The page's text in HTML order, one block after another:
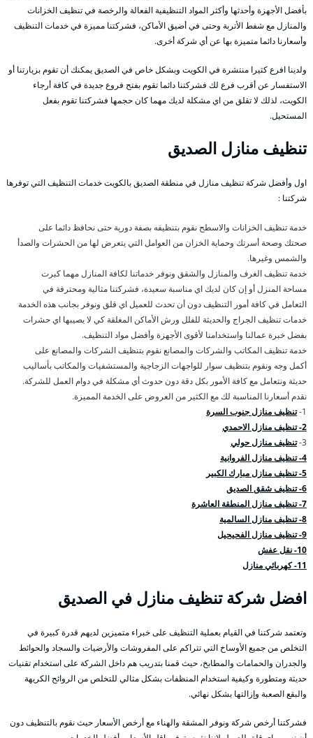
بأفضل الأجهزة وأحدثها وأكثر المواد التنظيفية الفعالة والرخصة في تنظيف الخزانات
والمنازل مع شفط الأتربة وحتى في أضيق الأماكن، فشركتنا مميزة في خدمات التنظيف
وأسعارنا دائما متميزة بها عن أي شركة أخرى.
ولدينا افرع كثيرا منتشرة في الكويت وبشكل خاص في الصديق يمكنك أن تقوم بزيارتنا أو
الاستفسار عن أقرب فرع لك فشركتنا دائما تقوم بفتح فروع جديدة في كافة أرجاء
الكويت، لذلك لا تقلق من اي مشكلة لديك مهما كان حجمها فشركتنا تقوم بفعل
المستحيل.
تنظيف منازل الصديق
اول وأفضل شركة تنظيف منازل في منطقة الصديق بالكويت خدمات التنظيف التي توفرها
شركتنا :
خدمة تنظيف الخزانات والاسطح نقوم بتنظيفه بصفة دورية حتى نحافظ دائما على
صحتك وصحة أسرتك وحماية الخزان من العوامل التي يتعرض لها من الحشرات والصدأ
والشمس وغيرها.
خدمة تنظيف الغرف والمنازل والشقق ونوفر خدماتنا لكافة المنازل مهما كبرت
مساحة المنزل أو إن كان لديك اي مناسبة سعيدة، فشركتنا مثالية ومحترفة في
التعامل في كافة أمور التنظيف دون أن تحدث للعميل اي قلق ونوفر بجانب هذه الخدمة
خدمات تنظيف الجراج والحديثة للفلل ورش الأماكن المغلقة كي لا يصيبها اي حشرات
بفضل خبرة عمالنا واستخدامنا لأقوى الأجهزة وأفضل مواد التنظيف.
خدمة تنظيف المكاتب والشركات والمصانع نقوم بتنظيف الشركات والمصانع على
أكمل وجه ونقوم بتنظيف سوار للواجهات الزجاجية والمستشفيات والمكاتب بأساليب
حديثة ونتعامل مع كافة الأمور بكل دقة دون حدوث أي مشكلة في دوام العمل للشركة.
نقدم أسعارنا المناسبة لك مع الكثير من العروض على الخدمة المميزة.
1- تنظيف منازل جنوب السرة
2- تنظيف منازل الاحمدي
3- تنظيف منازل حولي
4- تنظيف منازل الفروانية
5- تنظيف منازل مبارك الكبير
6- تنظيف شقق الصديق
7- تنظيف منازل المنطقة العاشرة
8- تنظيف منازل السالمية
9- تنظيف منازل الفحيحيل
10- نقل عفش
11- كهربائي منازل
افضل شركة تنظيف منازل في الصديق
وتعتمد شركتنا في القيام بعملية التنظيف على خبراء متميزين لديهم قدرة كبيرة في
التخلص من جميع الأوساخ التي تتراكم على المفروشات والأرضيات والسجاد والحوائط
والجدران والحمامات والمطابخ، حيث قمنا بتدريب هم داخل الشركة على استخدام تقنيات
حديثة ومتطورة وكيفية استخدام المنظفات بشكل مثالي للتخلص من الروائح الكريهة
والبقع الصعبة وإزالتها بشكل نهائي.
فشركتنا أرخص شركة ونوفر المشقة والهناء مع أرخص الأسعار حيث نقوم بالتنظيف دون